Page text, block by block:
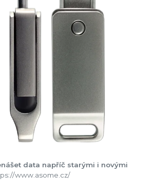
data napříč starými i novými
www.asome.cz/